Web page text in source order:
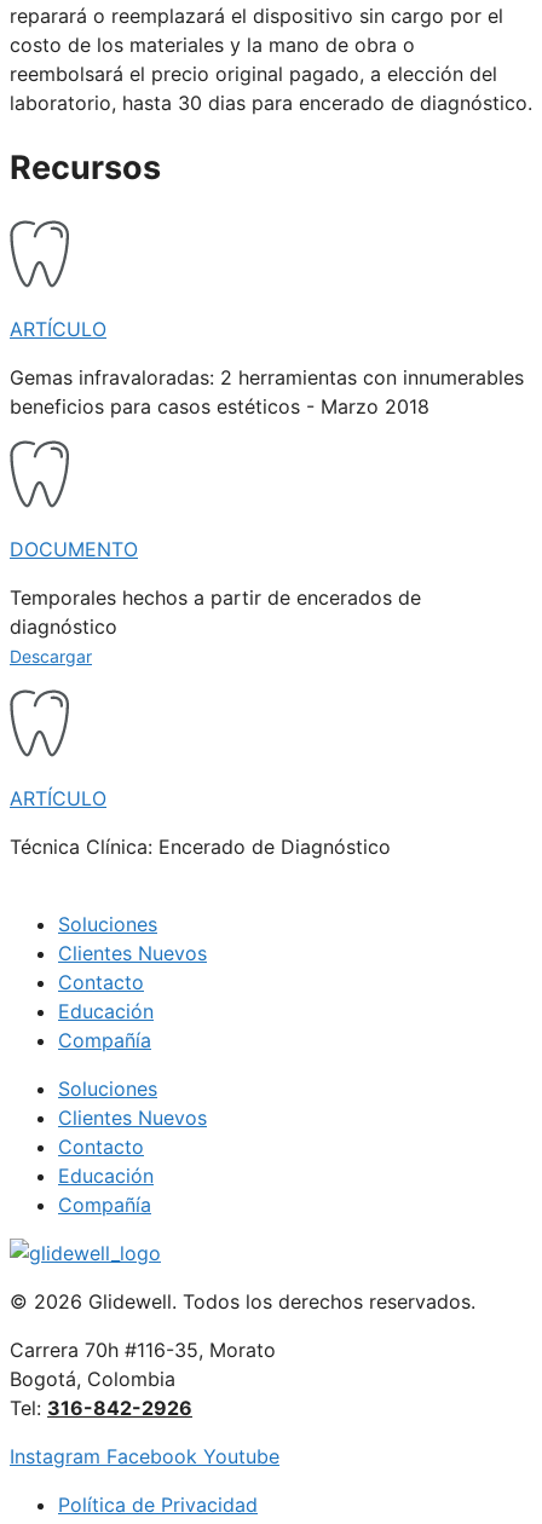
reparará o reemplazará el dispositivo sin cargo por el
costo de los materiales y la mano de obra o
reembolsará el precio original pagado, a elección del
laboratorio, hasta 30 dias para encerado de diagnóstico.
Recursos
ARTÍCULO
Gemas infravaloradas: 2 herramientas con innumerables
beneficios para casos estéticos - Marzo 2018
DOCUMENTO
Temporales hechos a partir de encerados de
diagnóstico
Descargar
ARTÍCULO
Técnica Clínica: Encerado de Diagnóstico
Soluciones
Clientes Nuevos
Contacto
Educación
Compañía
Soluciones
Clientes Nuevos
Contacto
Educación
Compañía
© 2026 Glidewell. Todos los derechos reservados.
Carrera 70h #116-35, Morato
Bogotá, Colombia
Tel: 316-842-2926
Instagram Facebook Youtube
Política de Privacidad